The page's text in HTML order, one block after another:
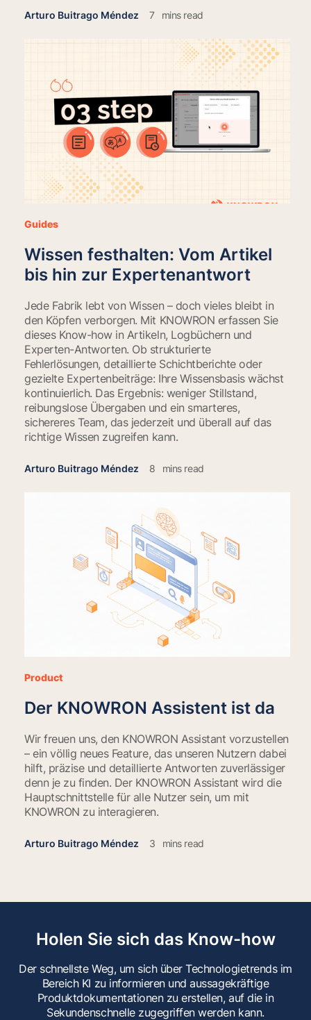
Arturo Buitrago Méndez 7 mins read
Guides
Wissen festhalten: Vom Artikel
bis hin zur Expertenantwort
Jede Fabrik lebt von Wissen – doch vieles bleibt in
den Köpfen verborgen. Mit KNOWRON erfassen Sie
dieses Know-how in Artikeln, Logbüchern und
Experten-Antworten. Ob strukturierte
Fehlerlösungen, detaillierte Schichtberichte oder
gezielte Expertenbeiträge: Ihre Wissensbasis wächst
kontinuierlich. Das Ergebnis: weniger Stillstand,
reibungslose Übergaben und ein smarteres,
sichereres Team, das jederzeit und überall auf das
richtige Wissen zugreifen kann.
Arturo Buitrago Méndez 8 mins read
Product
Der KNOWRON Assistent ist da
Wir freuen uns, den KNOWRON Assistant vorzustellen
– ein völlig neues Feature, das unseren Nutzern dabei
hilft, präzise und detaillierte Antworten zuverlässiger
denn je zu finden. Der KNOWRON Assistant wird die
Hauptschnittstelle für alle Nutzer sein, um mit
KNOWRON zu interagieren.
Arturo Buitrago Méndez 3 mins read
Holen Sie sich das Know-how
Der schnellste Weg, um sich über Technologietrends im
Bereich KI zu informieren und aussagekräftige
Produktdokumentationen zu erstellen, auf die in
Sekundenschnelle zugegriffen werden kann.